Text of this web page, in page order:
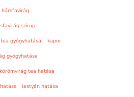
hársfavirág
szirup
gyógyhatásai
kapor
gyógyhatása
körömvirág tea hatása
lestyán hatása